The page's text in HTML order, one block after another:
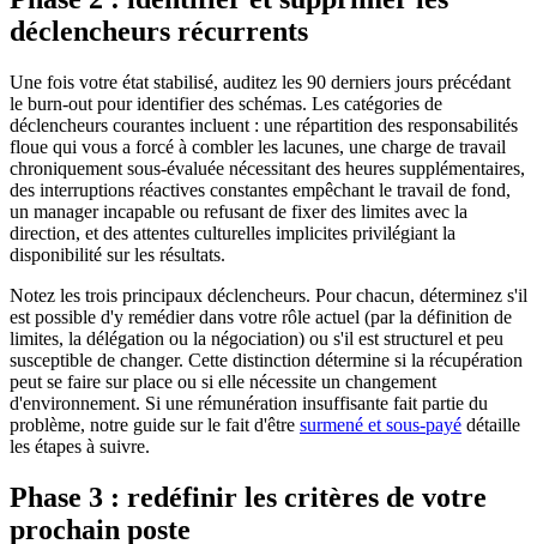
déclencheurs récurrents
Une fois votre état stabilisé, auditez les 90 derniers jours précédant
le burn-out pour identifier des schémas. Les catégories de
déclencheurs courantes incluent : une répartition des responsabilités
floue qui vous a forcé à combler les lacunes, une charge de travail
chroniquement sous-évaluée nécessitant des heures supplémentaires,
des interruptions réactives constantes empêchant le travail de fond,
un manager incapable ou refusant de fixer des limites avec la
direction, et des attentes culturelles implicites privilégiant la
disponibilité sur les résultats.
Notez les trois principaux déclencheurs. Pour chacun, déterminez s'il
est possible d'y remédier dans votre rôle actuel (par la définition de
limites, la délégation ou la négociation) ou s'il est structurel et peu
susceptible de changer. Cette distinction détermine si la récupération
peut se faire sur place ou si elle nécessite un changement
d'environnement. Si une rémunération insuffisante fait partie du
problème, notre guide sur le fait d'être surmené et sous-payé détaille
les étapes à suivre.
Phase 3 : redéfinir les critères de votre
prochain poste